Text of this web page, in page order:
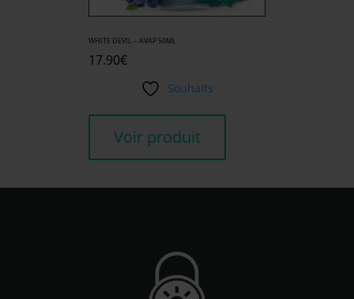
WHITE DEVIL – AVAP 50ML
17.90€
Souhaits
Voir produit